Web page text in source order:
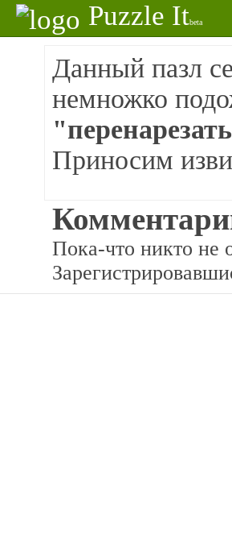
Puzzle Itbeta
Данный пазл
немножко
Приносим
Пока-что никто не